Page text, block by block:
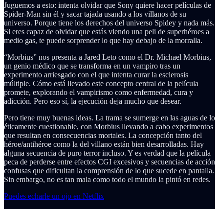
Juguemos a esto: intenta olvidar que Sony quiere hacer películas de
Spider-Man sin él y sacar tajada usando a los villanos de su
universo. Porque tiene los derechos del universo Spidey y nada más.
Si eres capaz de olvidar que estás viendo una peli de superhéroes a
medio gas, te puede sorprender lo que hay debajo de la morralla.
“Morbius” nos presenta a Jared Leto como el Dr. Michael Morbius,
un genio médico que se transforma en un vampiro tras un
experimento arriesgado con el que intenta curar la esclerosis
múltiple. Cómo está llevado este concepto central de la película
promete, explorando el vampirismo como enfermedad, cura y
adicción. Pero eso sí, la ejecución deja mucho que desear.
Pero tiene muy buenas ideas. La trama se sumerge en las aguas de lo
éticamente cuestionable, con Morbius llevando a cabo experimentos
que resultan en consecuencias mortales. La concepción tanto del
héroe/antihéroe como la del villano están bien desarrolladas. Hay
alguna secuencia de puro terror incluso. Y es verdad que la película
peca de perderse entre efectos CGI excesivos y secuencias de acción
confusas que dificultan la comprensión de lo que sucede en pantalla.
Sin embargo, no es tan mala como todo el mundo la pintó en redes.
Puedes echarle un ojo en Netflix